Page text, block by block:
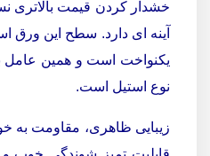
خشدار کردن قیمت بالاتری
آینه ای دارد. سطح این
یکنواخت است و همین عامل
نوع استیل است.
زیبایی ظاهری، مقاومت به